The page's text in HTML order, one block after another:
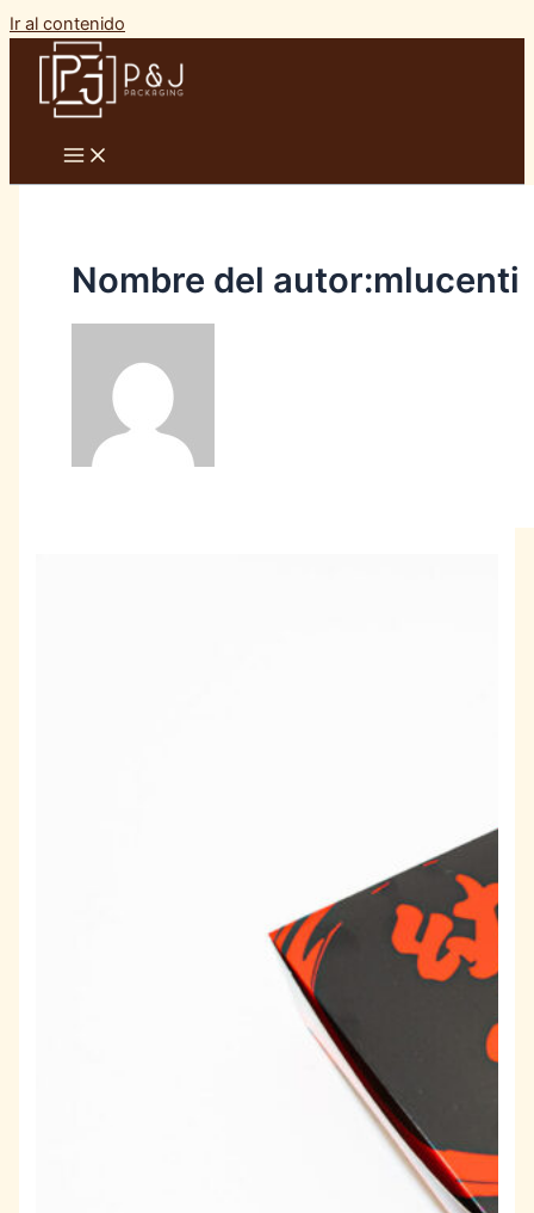
Ir al contenido
Nombre del autor:mlucenti